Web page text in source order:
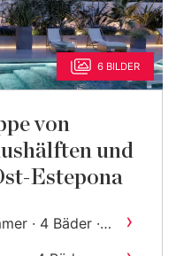
6 BILDER
von
und
Estepona
· 4 Bäder ·
›